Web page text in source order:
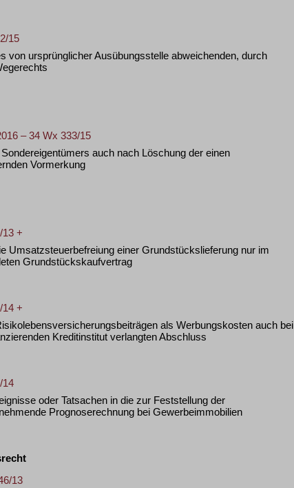
15
von ursprünglicher Ausübungsstelle abweichenden, durch
– 34 Wx 333/15
auch nach Löschung der einen
Vormerkung
13 +
Umsatzsteuerbefreiung einer Grundstückslieferung nur im
Grundstückskaufvertrag
14 +
als Werbungskosten auch bei
Kreditinstitut verlangten Abschluss
14
oder Tatsachen in die zur Feststellung der
Prognoserechnung bei Gewerbeimmobilien
13